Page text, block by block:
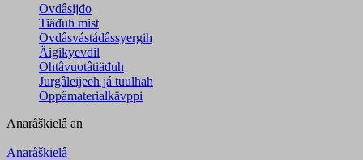
Ovdâsijđo
Tiäđuh mist
Ovdâsvástádâssyergih
Äigikyevdil
Ohtâvuotâtiäđuh
Jurgâleijeeh já tuulhah
Oppâmaterialkävppi
Anarâškielâ an
Anarâškielâ